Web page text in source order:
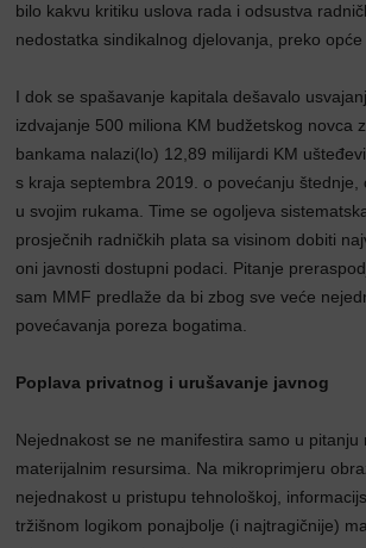
bilo kakvu kritiku uslova rada i odsustva
nedostatka sindikalnog djelovanja, preko
I dok se spašavanje kapitala dešavalo
izdvajanje 500 miliona KM budžetskog novca
bankama nalazi(lo) 12,89 milijardi KM
s kraja septembra 2019. o povećanju
u svojim rukama. Time se ogoljeva
prosječnih radničkih plata sa visinom dobiti
oni javnosti dostupni podaci. Pitanje
sam MMF predlaže da bi zbog sve veće
povećavanja poreza bogatima.
Poplava privatnog i urušavanje javnog
Nejednakost se ne manifestira samo u
materijalnim resursima. Na mikroprimjeru
nejednakost u pristupu tehnološkoj,
tržišnom logikom ponajbolje (i najtragičnije)